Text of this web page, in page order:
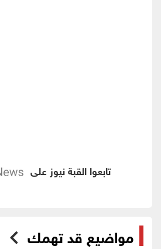
تابعوا القبة نيوز على
مواضيع قد تهمك